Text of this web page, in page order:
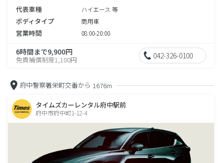
代表車種 ハイエース 等
ボディタイプ 商用車
営業時間 08:00-20:00
6時間まで9,900円
免責補償制度1,100円 042-326-0100
府中警察署栄町交番から 1676m
タイムズカーレンタル府中駅前
府中市府中町1-12-4